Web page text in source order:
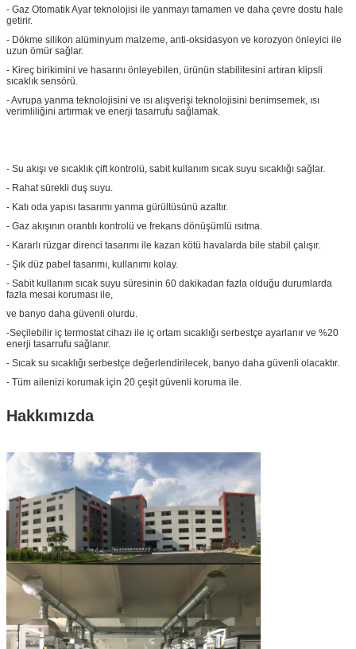
- Gaz Otomatik Ayar teknolojisi ile yanmayı tamamen ve daha çevre dostu hale
getirir.
- Dökme silikon alüminyum malzeme, anti-oksidasyon ve korozyon önleyici ile
uzun ömür sağlar.
- Kireç birikimini ve hasarını önleyebilen, ürünün stabilitesini artıran klipsli
sıcaklık sensörü.
- Avrupa yanma teknolojisini ve ısı alışverişi teknolojisini benimsemek, ısı
verimliliğini artırmak ve enerji tasarrufu sağlamak.
- Su akışı ve sıcaklık çift kontrolü, sabit kullanım sıcak suyu sıcaklığı sağlar.
- Rahat sürekli duş suyu.
- Katı oda yapısı tasarımı yanma gürültüsünü azaltır.
- Gaz akışının orantılı kontrolü ve frekans dönüşümlü ısıtma.
- Kararlı rüzgar direnci tasarımı ile kazan kötü havalarda bile stabil çalışır.
- Şık düz pabel tasarımı, kullanımı kolay.
- Sabit kullanım sıcak suyu süresinin 60 dakikadan fazla olduğu durumlarda
fazla mesai koruması ile,
ve banyo daha güvenli olurdu.
-Seçilebilir iç termostat cihazı ile iç ortam sıcaklığı serbestçe ayarlanır ve %20
enerji tasarrufu sağlanır.
- Sıcak su sıcaklığı serbestçe değerlendirilecek, banyo daha güvenli olacaktır.
- Tüm ailenizi korumak için 20 çeşit güvenli koruma ile.
Hakkımızda